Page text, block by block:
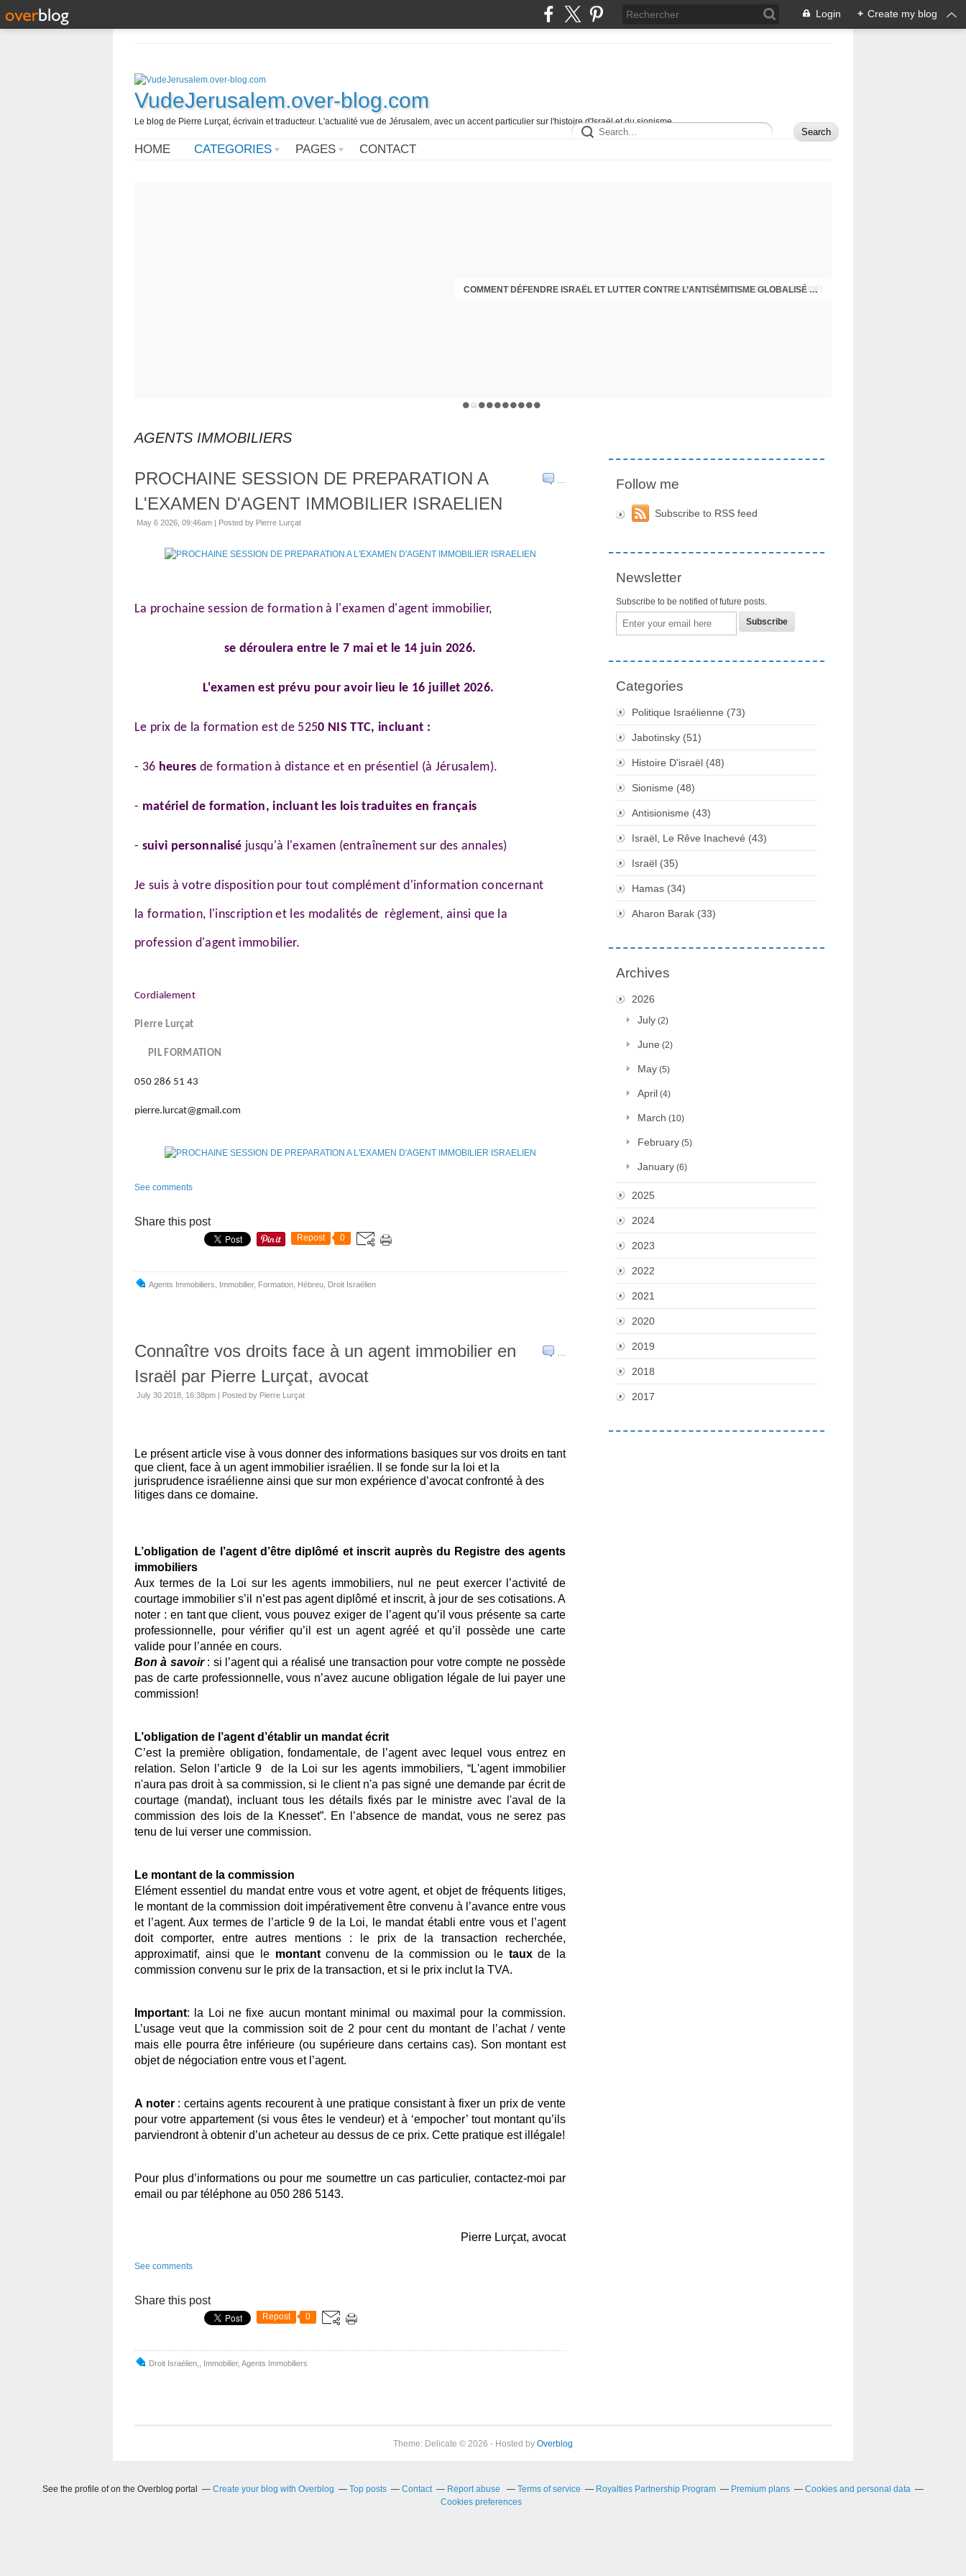
Login + Create my blog
VudeJerusalem.over-blog.com
Le blog de Pierre Lurçat, écrivain et traducteur. L'actualité vue de Jérusalem, avec un accent particulier sur l'histoire d'Israël et du sionisme.
HOME CATEGORIES PAGES CONTACT
COMMENT DÉFENDRE ISRAËL ET LUTTER CONTRE L’ANTISÉMITISME GLOBALISÉ À L’ÈRE DES RÉSEAUX SOCIAUX?
RAPPEL - MON BLOG A DÉMÉNAGÉ!
AGENTS IMMOBILIERS
…
PROCHAINE SESSION DE PREPARATION A
L'EXAMEN D'AGENT IMMOBILIER ISRAELIEN
May 6 2026, 09:46am | Posted by Pierre Lurçat
La prochaine session de formation à l'examen d'agent immobilier,
se déroulera entre le 7 mai et le 14 juin 2026.
L'examen est prévu pour avoir lieu le 16 juillet 2026.
Le prix de la formation est de 5250 NIS TTC, incluant :
- 36 heures de formation à distance et en présentiel (à Jérusalem).
- matériel de formation, incluant les lois traduites en français
- suivi personnalisé jusqu'à l'examen (entraînement sur des annales)
Je suis à votre disposition pour tout complément d'information concernant
la formation, l'inscription et les modalités de règlement, ainsi que la
profession d'agent immobilier.
Cordialement
Pierre Lurçat
PIL FORMATION
050 286 51 43
pierre.lurcat@gmail.com
See comments
Share this post
Repost 0
Agents Immobiliers Immobilier, Formation, Hébreu, Droit Israélien
…
Connaître vos droits face à un agent immobilier en
Israël par Pierre Lurçat, avocat
July 30 2018, 16:38pm | Posted by Pierre Lurçat
Le présent article vise à vous donner des informations basiques sur vos droits en tant
que client, face à un agent immobilier israélien. Il se fonde sur la loi et la
jurisprudence israélienne ainsi que sur mon expérience d’avocat confronté à des
litiges dans ce domaine.
L’obligation de l’agent d’être diplômé et inscrit auprès du Registre des agents
immobiliers
Aux termes de la Loi sur les agents immobiliers, nul ne peut exercer l’activité de
courtage immobilier s’il n’est pas agent diplômé et inscrit, à jour de ses cotisations. A
noter : en tant que client, vous pouvez exiger de l’agent qu’il vous présente sa carte
professionnelle, pour vérifier qu’il est un agent agréé et qu’il possède une carte
valide pour l’année en cours.
Bon à savoir : si l’agent qui a réalisé une transaction pour votre compte ne possède
pas de carte professionnelle, vous n’avez aucune obligation légale de lui payer une
commission!
L’obligation de l’agent d’établir un mandat écrit
C’est la première obligation, fondamentale, de l’agent avec lequel vous entrez en
relation. Selon l’article 9  de la Loi sur les agents immobiliers, “L'agent immobilier
n'aura pas droit à sa commission, si le client n'a pas signé une demande par écrit de
courtage (mandat), incluant tous les détails fixés par le ministre avec l'aval de la
commission des lois de la Knesset”. En l’absence de mandat, vous ne serez pas
tenu de lui verser une commission.
Le montant de la commission
Elément essentiel du mandat entre vous et votre agent, et objet de fréquents litiges,
le montant de la commission doit impérativement être convenu à l’avance entre vous
et l’agent. Aux termes de l’article 9 de la Loi, le mandat établi entre vous et l’agent
doit comporter, entre autres mentions : le prix de la transaction recherchée,
approximatif, ainsi que le montant convenu de la commission ou le taux de la
commission convenu sur le prix de la transaction, et si le prix inclut la TVA.
Important: la Loi ne fixe aucun montant minimal ou maximal pour la commission.
L’usage veut que la commission soit de 2 pour cent du montant de l’achat / vente
mais elle pourra être inférieure (ou supérieure dans certains cas). Son montant est
objet de négociation entre vous et l’agent.
A noter : certains agents recourent à une pratique consistant à fixer un prix de vente
pour votre appartement (si vous êtes le vendeur) et à ‘empocher’ tout montant qu’ils
Pour plus d’informations ou pour me soumettre un cas particulier, contactez-moi par
email ou par téléphone au 050 286 5143.
Pierre Lurçat, avocat
See comments
Share this post
Repost 0
Droit Israélien, Immobilier, Agents Immobiliers
Follow me
Subscribe to RSS feed
Newsletter
Subscribe to be notified of future posts.
Email
Categories
Politique Israélienne (73)
Jabotinsky (51)
Histoire D'israël (48)
Sionisme (48)
Antisionisme (43)
Israël, Le Rêve Inachevé (43)
Israël (35)
Hamas (34)
Aharon Barak (33)
Archives
2026
July (2)
June (2)
May (5)
April (4)
March (10)
February (5)
January (6)
2025
2024
2023
2022
2021
2020
2019
2018
2017
Theme: Delicate © 2026 - Hosted by Overblog
See the profile ofon the Overblog portal Create your blog with Overblog Top posts Contact Report abuse Terms of service Royalties Partnership Program Premium plans
Cookies and personal data
Cookies preferences